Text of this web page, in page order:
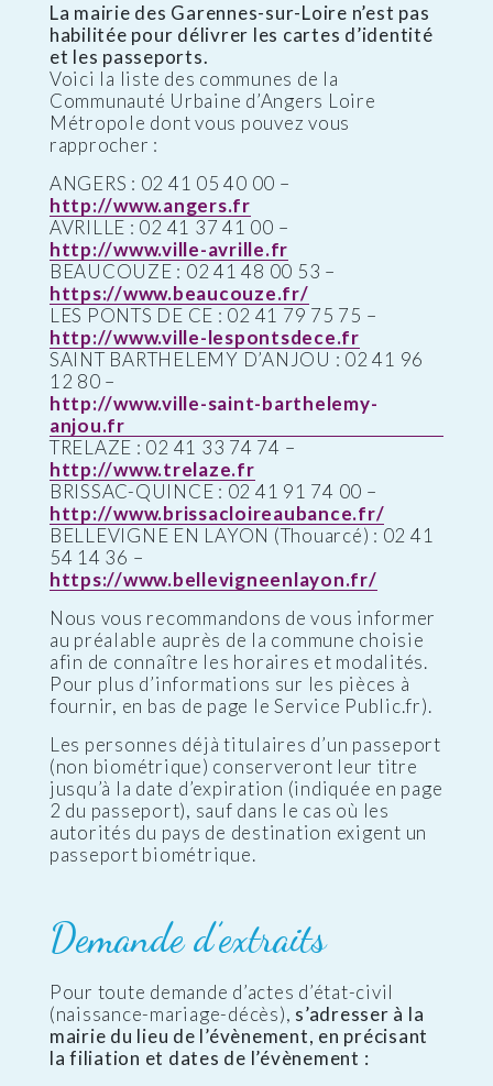
La mairie des Garennes-sur-Loire n’est pas
habilitée pour délivrer les cartes d’identité
et les passeports.
Voici la liste des communes de la
Communauté Urbaine d’Angers Loire
Métropole dont vous pouvez vous
rapprocher :
ANGERS : 02 41 05 40 00 –
http://www.angers.fr
AVRILLE : 02 41 37 41 00 –
http://www.ville-avrille.fr
BEAUCOUZE : 02 41 48 00 53 –
https://www.beaucouze.fr/
LES PONTS DE CE : 02 41 79 75 75 –
http://www.ville-lespontsdece.fr
SAINT BARTHELEMY D’ANJOU : 02 41 96
12 80 –
http://www.ville-saint-barthelemy-
anjou.fr
TRELAZE : 02 41 33 74 74 –
http://www.trelaze.fr
BRISSAC-QUINCE : 02 41 91 74 00 –
http://www.brissacloireaubance.fr/
BELLEVIGNE EN LAYON (Thouarcé) : 02 41
54 14 36 –
https://www.bellevigneenlayon.fr/
Nous vous recommandons de vous informer
au préalable auprès de la commune choisie
afin de connaître les horaires et modalités.
Pour plus d’informations sur les pièces à
fournir, en bas de page le Service Public.fr).
Les personnes déjà titulaires d’un passeport
(non biométrique) conserveront leur titre
jusqu’à la date d’expiration (indiquée en page
2 du passeport), sauf dans le cas où les
autorités du pays de destination exigent un
passeport biométrique.
Demande d’extraits
Pour toute demande d’actes d’état-civil
(naissance-mariage-décès), s’adresser à la
mairie du lieu de l’évènement, en précisant
la filiation et dates de l’évènement :